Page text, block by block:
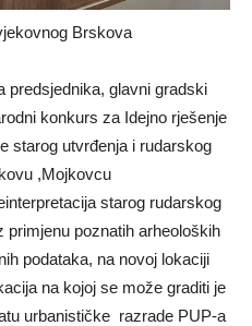
Brskova
predsjednika, glavni gradski
konkurs za Idejno rješenje
starog utvrđenja i rudarskog
,Mojkovcu
starog rudarskog
primjenu poznatih arheoloških
podataka, na novoj lokaciji
na kojoj se može graditi je
urbanističke razrade PUP-a